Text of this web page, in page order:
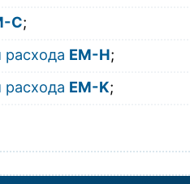
C;
EM-H;
EM-K;